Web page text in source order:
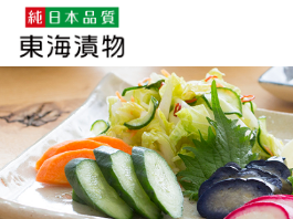
企業・採用情